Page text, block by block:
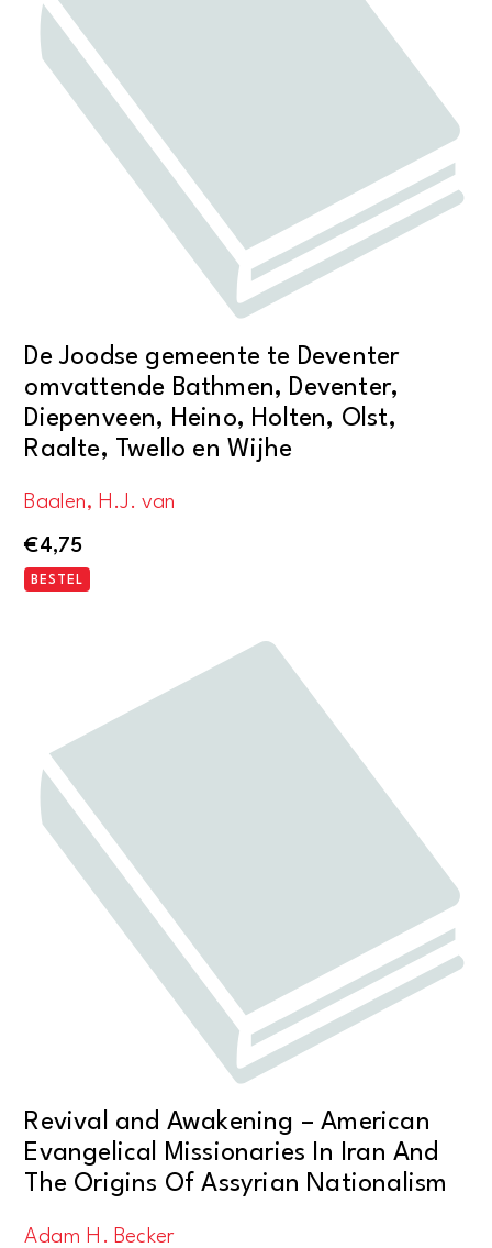
De Joodse gemeente te Deventer
omvattende Bathmen, Deventer,
Diepenveen, Heino, Holten, Olst,
Raalte, Twello en Wijhe
Baalen, H.J. van
€4,75
BESTEL
Revival and Awakening – American
Evangelical Missionaries In Iran And
The Origins Of Assyrian Nationalism
Adam H. Becker